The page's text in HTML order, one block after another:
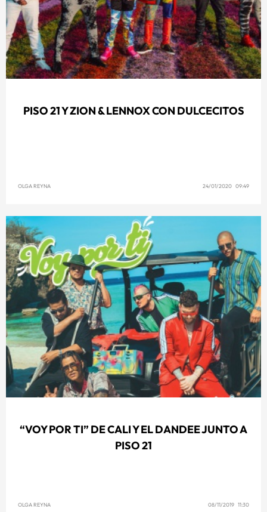
PISO 21 Y ZION & LENNOX CON DULCECITOS
OLGA REYNA 24/01/2020 09:49
“VOY POR TI” DE CALI Y EL DANDEE JUNTO A
PISO 21
OLGA REYNA 08/11/2019 11:30